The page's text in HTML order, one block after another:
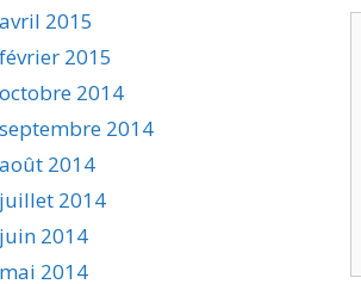
avril 2015
février 2015
octobre 2014
septembre 2014
août 2014
juillet 2014
juin 2014
mai 2014